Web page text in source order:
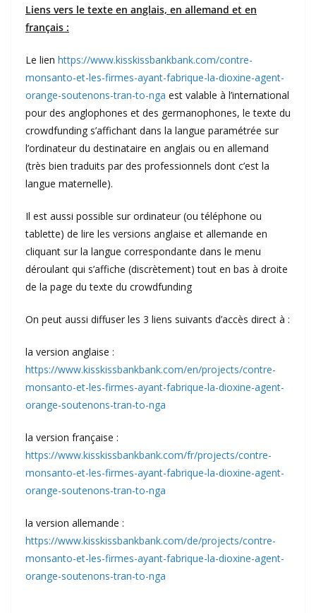
Liens vers le texte en anglais, en allemand et en
français :
Le lien https://www.kisskissbankbank.com/contre-
monsanto-et-les-firmes-ayant-fabrique-la-dioxine-agent-
orange-soutenons-tran-to-nga est valable à l’international
pour des anglophones et des germanophones, le texte du
crowdfunding s’affichant dans la langue paramétrée sur
l’ordinateur du destinataire en anglais ou en allemand
(très bien traduits par des professionnels dont c’est la
langue maternelle).
Il est aussi possible sur ordinateur (ou téléphone ou
tablette) de lire les versions anglaise et allemande en
cliquant sur la langue correspondante dans le menu
déroulant qui s’affiche (discrètement) tout en bas à droite
de la page du texte du crowdfunding
On peut aussi diffuser les 3 liens suivants d’accès direct à :
la version anglaise :
https://www.kisskissbankbank.com/en/projects/contre-
monsanto-et-les-firmes-ayant-fabrique-la-dioxine-agent-
orange-soutenons-tran-to-nga
la version française :
https://www.kisskissbankbank.com/fr/projects/contre-
monsanto-et-les-firmes-ayant-fabrique-la-dioxine-agent-
orange-soutenons-tran-to-nga
la version allemande :
https://www.kisskissbankbank.com/de/projects/contre-
monsanto-et-les-firmes-ayant-fabrique-la-dioxine-agent-
orange-soutenons-tran-to-nga